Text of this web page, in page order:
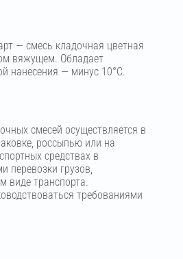
— смесь кладочная цветная
вяжущем. Обладает
нанесения — минус 10°С.
смесей осуществляется в
россыпью или на
средствах в
перевозки грузов,
виде транспорта.
требованиями